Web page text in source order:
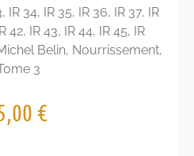
, IR 34, IR 35, IR 36, IR 37, IR
IR 42, IR 43, IR 44, IR 45, IR
Belin, Nourrissement,
3
€